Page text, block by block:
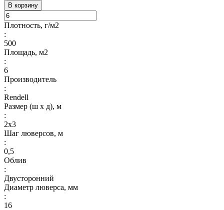
В корзину
Плотность, г/м2
:
500
Площадь, м2
:
6
Производитель
:
Rendell
Размер (ш х д), м
:
2х3
Шаг люверсов, м
:
0,5
Облив
:
Двусторонний
Диаметр люверса, мм
:
16